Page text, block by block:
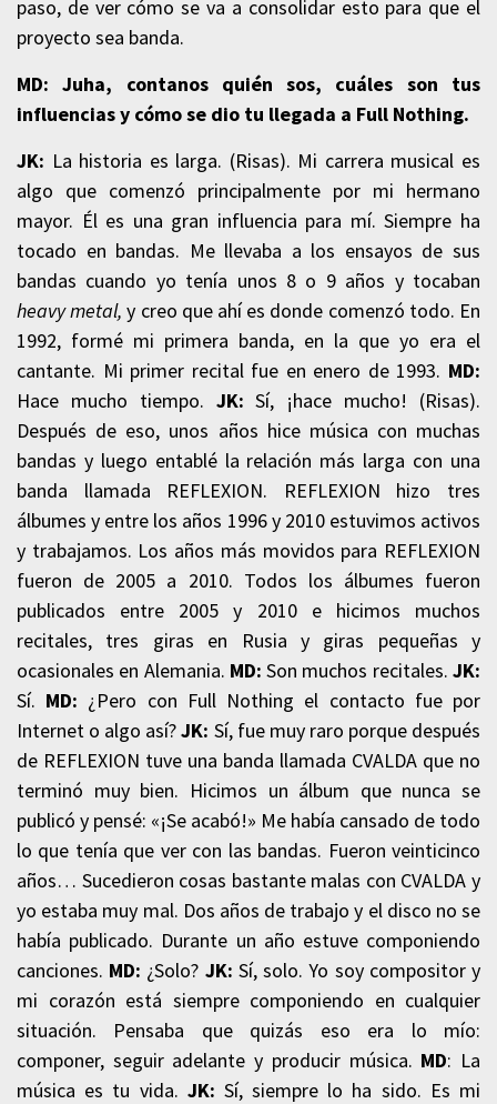
paso, de ver cómo se va a consolidar esto para que el
proyecto sea banda.
MD: Juha, contanos quién sos, cuáles son tus
influencias y cómo se dio tu llegada a Full Nothing.
JK: La historia es larga. (Risas). Mi carrera musical es
algo que comenzó principalmente por mi hermano
mayor. Él es una gran influencia para mí. Siempre ha
tocado en bandas. Me llevaba a los ensayos de sus
bandas cuando yo tenía unos 8 o 9 años y tocaban
heavy metal,y creo que ahí es donde comenzó todo. En
1992, formé mi primera banda, en la que yo era el
cantante. Mi primer recital fue en enero de 1993. MD:
Hace mucho tiempo. JK: Sí, ¡hace mucho! (Risas).
Después de eso, unos años hice música con muchas
bandas y luego entablé la relación más larga con una
banda llamada REFLEXION. REFLEXION hizo tres
álbumes y entre los años 1996 y 2010 estuvimos activos
y trabajamos. Los años más movidos para REFLEXION
fueron de 2005 a 2010. Todos los álbumes fueron
publicados entre 2005 y 2010 e hicimos muchos
recitales, tres giras en Rusia y giras pequeñas y
ocasionales en Alemania. MD:Son muchos recitales. JK:
Sí. MD: ¿Pero con Full Nothing el contacto fue por
Internet o algo así?JK: Sí, fue muy raro porque después
de REFLEXION tuve una banda llamada CVALDA que no
terminó muy bien. Hicimos un álbum que nunca se
publicó y pensé: «¡Se acabó!» Me había cansado de todo
lo que tenía que ver con las bandas. Fueron veinticinco
años… Sucedieron cosas bastante malas con CVALDA y
yo estaba muy mal. Dos años de trabajo y el disco no se
había publicado. Durante un año estuve componiendo
canciones. MD: ¿Solo? JK: Sí, solo. Yo soy compositor y
mi corazón está siempre componiendo en cualquier
situación. Pensaba que quizás eso era lo mío:
componer, seguir adelante y producir música. MD: La
música es tu vida. JK: Sí, siempre lo ha sido. Es mi